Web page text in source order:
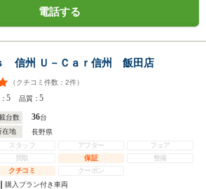
電話する
信州 Ｕ－Ｃａｒ信州 飯田店
（クチコミ件数： 2件）
5 品質：5
台数 36台
在地
長野県
スタッフ
アフター
フェア
買取
保証
整備
クチコミ
クーポン
購入プラン付き車両